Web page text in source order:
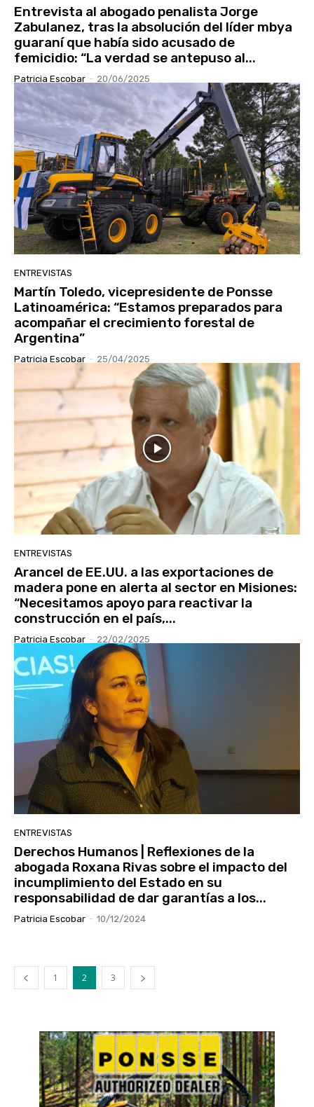
Entrevista al abogado penalista Jorge
Zabulanez, tras la absolución del líder mbya
guaraní que había sido acusado de
femicidio: “La verdad se antepuso al...
Patricia Escobar - 20/06/2025
ENTREVISTAS
Martín Toledo, vicepresidente de Ponsse
Latinoamérica: “Estamos preparados para
acompañar el crecimiento forestal de
Argentina”
Patricia Escobar - 25/04/2025
ENTREVISTAS
Arancel de EE.UU. a las exportaciones de
madera pone en alerta al sector en Misiones:
“Necesitamos apoyo para reactivar la
construcción en el país,...
Patricia Escobar - 22/02/2025
ENTREVISTAS
Derechos Humanos | Reflexiones de la
abogada Roxana Rivas sobre el impacto del
incumplimiento del Estado en su
responsabilidad de dar garantías a los...
Patricia Escobar - 10/12/2024
1 2 3